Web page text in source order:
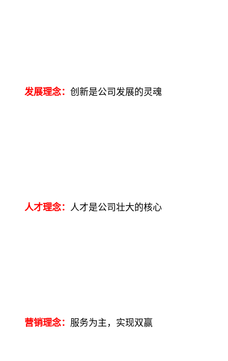
发展理念： 创新是公司发展的灵魂
人才理念： 人才是公司壮大的核心
营销理念： 服务为主，实现双赢